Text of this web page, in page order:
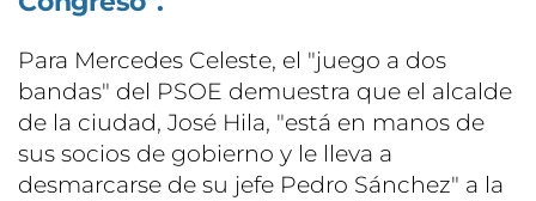
Para Mercedes Celeste, el "juego a dos
bandas" del PSOE demuestra que el alcalde
de la ciudad, José Hila, "está en manos de
sus socios de gobierno y le lleva a
desmarcarse de su jefe Pedro Sánchez" a la